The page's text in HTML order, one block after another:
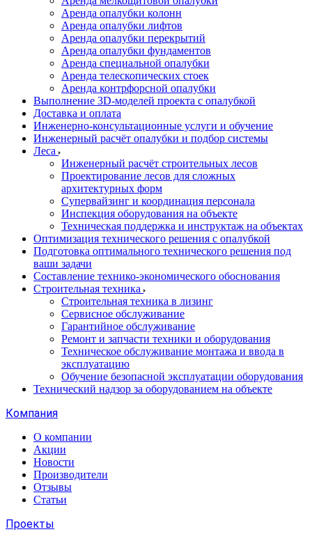
Аренда опалубки колонн
Аренда опалубки лифтов
Аренда опалубки перекрытий
Аренда опалубки фундаментов
Аренда специальной опалубки
Аренда телескопических стоек
Аренда контрфорсной опалубки
Выполнение 3D-моделей проекта с опалубкой
Доставка и оплата
Инженерно-консультационные услуги и обучение
Инженерный расчёт опалубки и подбор системы
Леса
Инженерный расчёт строительных лесов
Проектирование лесов для сложных
архитектурных форм
Супервайзинг и координация персонала
Инспекция оборудования на объекте
Техническая поддержка и инструктаж на объектах
Оптимизация технического решения с опалубкой
Подготовка оптимального технического решения под
ваши задачи
Составление технико-экономического обоснования
Строительная техника
Строительная техника в лизинг
Сервисное обслуживание
Гарантийное обслуживание
Ремонт и запчасти техники и оборудования
Техническое обслуживание монтажа и ввода в
эксплуатацию
Обучение безопасной эксплуатации оборудования
Технический надзор за оборудованием на объекте
Компания
О компании
Акции
Новости
Производители
Отзывы
Статьи
Проекты